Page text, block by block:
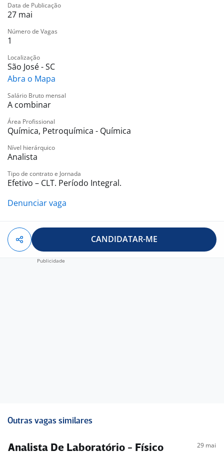
Gympass (CAJU);
Conexa Saúde (CAJU);
Vale alimentação/refeição (CAJU);
Premiações de metas e tempo de casa;
Convênio Odontológico (Uniodonto);
Convênio SESC;
Seguro de vida em grupo.
Encaminhar currículo para: :
Logística/Coleta- Seu nome
Benefícios:
Vale-refeição
Data de Publicação
27 mai
Número de Vagas
1
Localização
São José - SC
Abra o Mapa
Salário Bruto mensal
A combinar
Área Profissional
Química, Petroquímica - Química
Nível hierárquico
Analista
Tipo de contrato e Jornada
Efetivo – CLT. Período Integral.
Denunciar vaga
CANDIDATAR-ME
Outras vagas similares
Analista De Laboratório - Físico
29 mai